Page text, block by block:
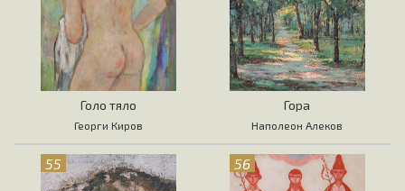
Голо тяло
Георги Киров
Гора
Наполеон Алеков
55 56